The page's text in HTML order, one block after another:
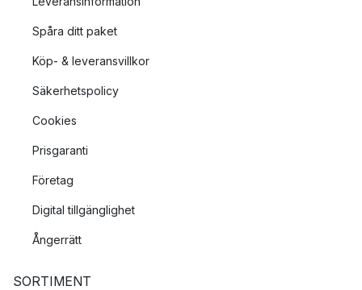
Spåra ditt paket
Köp- & leveransvillkor
Säkerhetspolicy
Cookies
Prisgaranti
Företag
Digital tillgänglighet
Ångerrätt
SORTIMENT